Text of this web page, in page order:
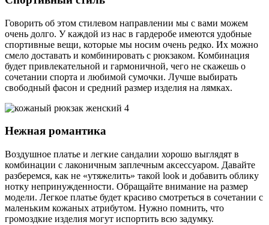
Говорить об этом стилевом направлении мы с вами можем
очень долго. У каждой из нас в гардеробе имеются удобные
спортивные вещи, которые мы носим очень редко. Их можно
смело доставать и комбинировать с рюкзаком. Комбинация
будет привлекательной и гармоничной, чего не скажешь о
сочетании спорта и любимой сумочки. Лучше выбирать
свободный фасон и средний размер изделия на лямках.
Нежная романтика
Воздушное платье и легкие сандалии хорошо выглядят в
комбинации с лаконичным заплечным аксессуаром. Давайте
разберемся, как не «утяжелить» такой look и добавить облику
нотку непринужденности. Обращайте внимание на размер
модели. Легкое платье будет красиво смотреться в сочетании с
маленьким кожаных атрибутом. Нужно помнить, что
громоздкие изделия могут испортить всю задумку.